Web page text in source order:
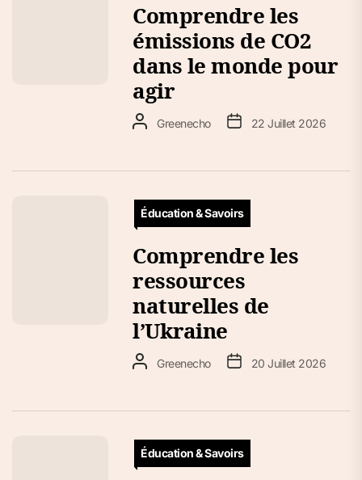
Comprendre les
émissions de CO2
dans le monde pour
agir
Greenecho 22 Juillet 2026
Éducation & Savoirs
Comprendre les
ressources
naturelles de
l’Ukraine
Greenecho 20 Juillet 2026
Éducation & Savoirs